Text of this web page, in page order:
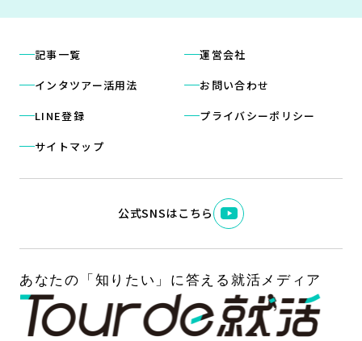
記事一覧
インタツアー活用法
LINE登録
サイトマップ
運営会社
お問い合わせ
プライバシーポリシー
公式SNSはこちら